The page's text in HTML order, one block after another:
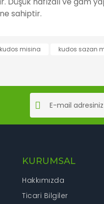
sahiptir.
kudos misina kudos sazan
KURUMSAL
Hakkımızda
Ticari Bilgiler